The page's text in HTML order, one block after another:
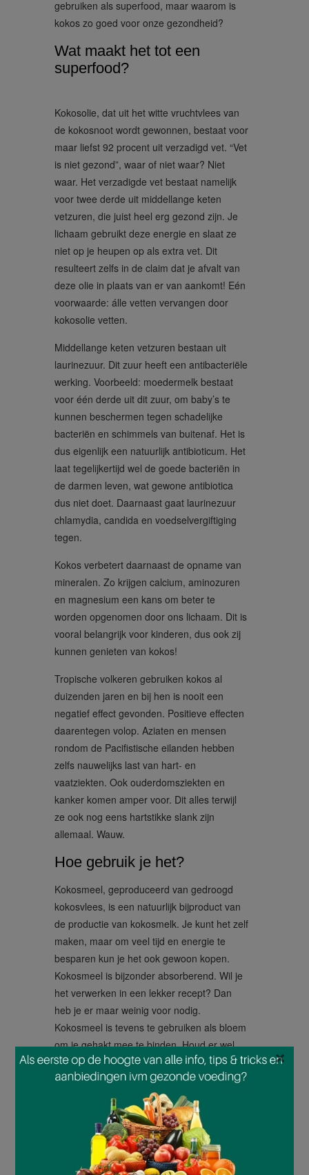
gebruiken als superfood, maar waarom is
kokos zo goed voor onze gezondheid?
Wat maakt het tot een
superfood?
Kokosolie, dat uit het witte vruchtvlees van
de kokosnoot wordt gewonnen, bestaat voor
maar liefst 92 procent uit verzadigd vet. “Vet
is niet gezond”, waar of niet waar? Niet
waar. Het verzadigde vet bestaat namelijk
voor twee derde uit middellange keten
vetzuren, die juist heel erg gezond zijn. Je
lichaam gebruikt deze energie en slaat ze
niet op je heupen op als extra vet. Dit
resulteert zelfs in de claim dat je afvalt van
deze olie in plaats van er van aankomt! Eén
voorwaarde: álle vetten vervangen door
kokosolie vetten.
Middellange keten vetzuren bestaan uit
laurinezuur. Dit zuur heeft een antibacteriële
werking. Voorbeeld: moedermelk bestaat
voor één derde uit dit zuur, om baby’s te
kunnen beschermen tegen schadelijke
bacteriën en schimmels van buitenaf. Het is
dus eigenlijk een natuurlijk antibioticum. Het
laat tegelijkertijd wel de goede bacteriën in
de darmen leven, wat gewone antibiotica
dus niet doet. Daarnaast gaat laurinezuur
chlamydia, candida en voedselvergiftiging
tegen.
Kokos verbetert daarnaast de opname van
mineralen. Zo krijgen calcium, aminozuren
en magnesium een kans om beter te
worden opgenomen door ons lichaam. Dit is
vooral belangrijk voor kinderen, dus ook zij
kunnen genieten van kokos!
Tropische volkeren gebruiken kokos al
duizenden jaren en bij hen is nooit een
negatief effect gevonden. Positieve effecten
daarentegen volop. Aziaten en mensen
rondom de Pacifistische eilanden hebben
zelfs nauwelijks last van hart- en
vaatziekten. Ook ouderdomsziekten en
kanker komen amper voor. Dit alles terwijl
ze ook nog eens hartstikke slank zijn
allemaal. Wauw.
Hoe gebruik je het?
Kokosmeel, geproduceerd van gedroogd
kokosvlees, is een natuurlijk bijproduct van
de productie van kokosmelk. Je kunt het zelf
maken, maar om veel tijd en energie te
besparen kun je het ook gewoon kopen.
Kokosmeel is bijzonder absorberend. Wil je
het verwerken in een lekker recept? Dan
heb je er maar weinig voor nodig.
Kokosmeel is tevens te gebruiken als bloem
om je gehakt mee te binden. Houd er wel
rekening mee dat het sterk klontert. Met een
handmixer krijg je een mooi egaal resultaat.
Het kan ook erg droog zijn, maar het laat
zich goed mengen met eieren. Een ander
voordeel is dat het snel vult. Meer voor
minder! Zorg dus voor een halve
hoeveelheid meel en gebruik tegelijkertijd
×